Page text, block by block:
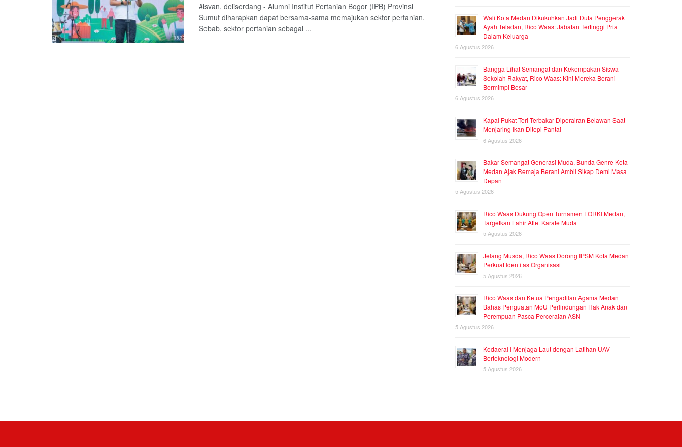
#isvan, deliserdang - Alumni Institut Pertanian Bogor (IPB) Provinsi
Sumut diharapkan dapat bersama-sama memajukan sektor pertanian.
Sebab, sektor pertanian sebagai ...
Wali Kota Medan Dikukuhkan Jadi Duta Penggerak
Ayah Teladan, Rico Waas: Jabatan Tertinggi Pria
Dalam Keluarga
6 Agustus 2026
Bangga Lihat Semangat dan Kekompakan Siswa
Sekolah Rakyat, Rico Waas: Kini Mereka Berani
Bermimpi Besar
6 Agustus 2026
Kapal Pukat Teri Terbakar Diperairan Belawan Saat
Menjaring Ikan Ditepi Pantai
6 Agustus 2026
Bakar Semangat Generasi Muda, Bunda Genre Kota
Medan Ajak Remaja Berani Ambil Sikap Demi Masa
Depan
5 Agustus 2026
Rico Waas Dukung Open Turnamen FORKI Medan,
Targetkan Lahir Atlet Karate Muda
5 Agustus 2026
Jelang Musda, Rico Waas Dorong IPSM Kota Medan
Perkuat Identitas Organisasi
5 Agustus 2026
Rico Waas dan Ketua Pengadilan Agama Medan
Bahas Penguatan MoU Perlindungan Hak Anak dan
Perempuan Pasca Perceraian ASN
5 Agustus 2026
Kodaeral I Menjaga Laut dengan Latihan UAV
Berteknologi Modern
5 Agustus 2026